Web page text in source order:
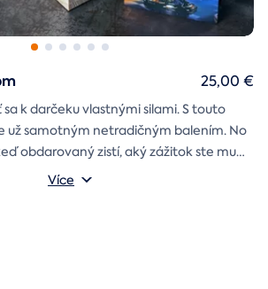
k darčeku vlastnými silami. S touto
už samotným netradičným balením. No
obdarovaný zistí, aký zážitok ste mu
darčekovú skladačku
× 20 × 20 cm
Více
25,00 €